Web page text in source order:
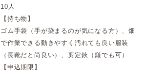
10人
【持ち物】
ゴム手袋（手が染まるのが気になる方）、畑
で作業できる動きやすく汚れても良い服装
（長靴だと尚良い）、剪定鋏（鎌でも可）
【申込期限】